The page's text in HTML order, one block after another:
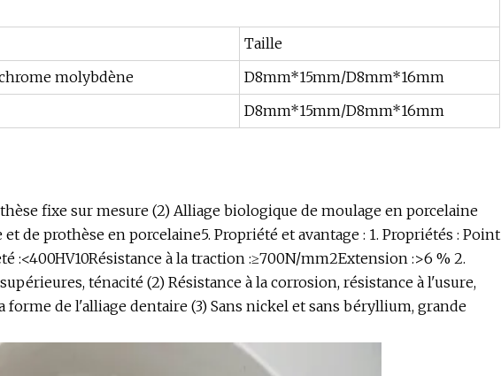
Taille
molybdène
D8mm*15mm/D8mm*16mm
D8mm*15mm/D8mm*16mm
fixe sur mesure (2) Alliage biologique de moulage en porcelaine
de prothèse en porcelaine5. Propriété et avantage : 1. Propriétés : Point
:<400HV10Résistance à la traction :≥700N/mm2Extension :>6 % 2.
ténacité (2) Résistance à la corrosion, résistance à l'usure,
forme de l'alliage dentaire (3) Sans nickel et sans béryllium, grande